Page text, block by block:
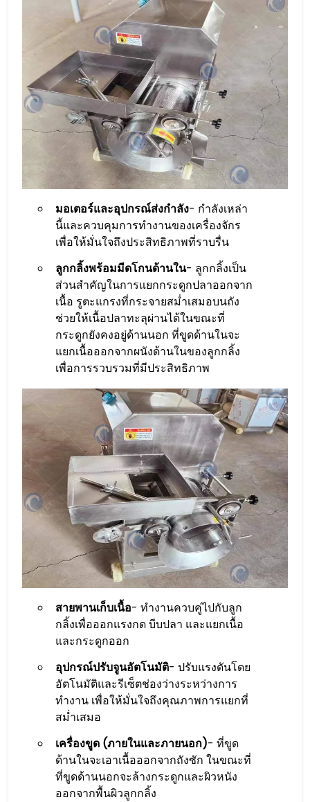
มอเตอร์และอุปกรณ์ส่งกำลัง- กำลังเหล่า
นี้และควบคุมการทำงานของเครื่องจักร
เพื่อให้มั่นใจถึงประสิทธิภาพที่ราบรื่น
ลูกกลิ้งพร้อมมีดโกนด้านใน- ลูกกลิ้งเป็น
ส่วนสำคัญในการแยกกระดูกปลาออกจาก
เนื้อ รูตะแกรงที่กระจายสม่ำเสมอบนถัง
ช่วยให้เนื้อปลาทะลุผ่านได้ในขณะที่
กระดูกยังคงอยู่ด้านนอก ที่ขูดด้านในจะ
แยกเนื้อออกจากผนังด้านในของลูกกลิ้ง
เพื่อการรวบรวมที่มีประสิทธิภาพ
สายพานเก็บเนื้อ- ทำงานควบคู่ไปกับลูก
กลิ้งเพื่อออกแรงกด บีบปลา และแยกเนื้อ
และกระดูกออก
อุปกรณ์ปรับจูนอัตโนมัติ- ปรับแรงดันโดย
อัตโนมัติและรีเซ็ตช่องว่างระหว่างการ
ทำงาน เพื่อให้มั่นใจถึงคุณภาพการแยกที่
สม่ำเสมอ
เครื่องขูด (ภายในและภายนอก)- ที่ขูด
ด้านในจะเอาเนื้อออกจากถังซัก ในขณะที่
ที่ขูดด้านนอกจะล้างกระดูกและผิวหนัง
ออกจากพื้นผิวลูกกลิ้ง